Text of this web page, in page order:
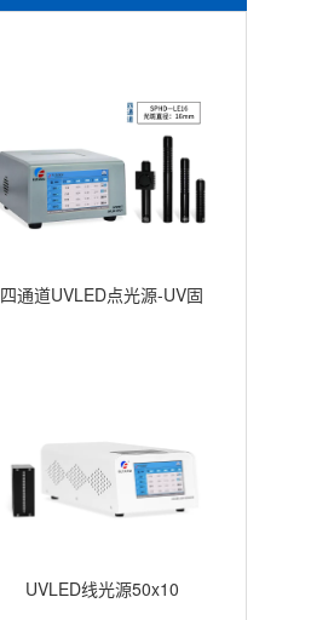
四通道UVLED点光源-UV固
UVLED线光源50x10